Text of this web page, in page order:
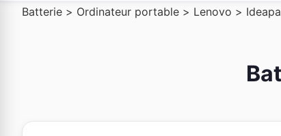
Batterie > Ordinateur portable > Lenovo >